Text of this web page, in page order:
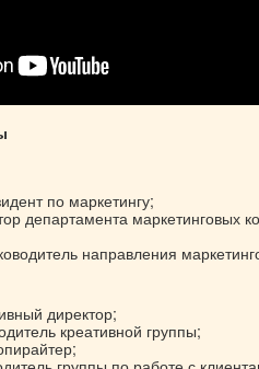
по маркетингу;
департамента маркетинговых
направления
директор;
креативной группы;